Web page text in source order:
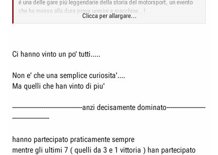
è una delle gare più leggendarie della storia del motorsport, un evento
che ha messo alla dura prova uomini e macchine.. !
Ecco a voi tutte le vincitrici .., e il podio completo !
https://www.ewrc-results.com/events/7-safari-rally/
Pos.
1.Mitsubishi
1974,76,1996,1998,2001,03,05,06,
dal 2008al 2016, 2018,2019. (19
GSR,Lancer Evo
Clicca per allargare...
Ci hanno vinto un po' tutti.....
Non e' che una semplice curiosita'....
Ma quelli che han vinto di piu'
------------------------------------anzi decisamente dominato--------------------
-------------------
hanno partecipato praticamente sempre
mentre gli ultimi 7 ( quelli da 3 e 1 vittoria ) han partecipato